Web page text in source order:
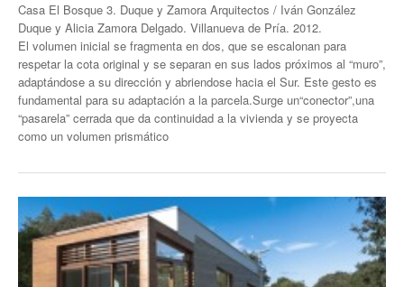
Casa El Bosque 3. Duque y Zamora Arquitectos / Iván González
Duque y Alicia Zamora Delgado. Villanueva de Pría. 2012.
El volumen inicial se fragmenta en dos, que se escalonan para
respetar la cota original y se separan en sus lados próximos al “muro”,
adaptándose a su dirección y abriendose hacia el Sur. Este gesto es
fundamental para su adaptación a la parcela.Surge un“conector”,una
“pasarela” cerrada que da continuidad a la vivienda y se proyecta
como un volumen prismático